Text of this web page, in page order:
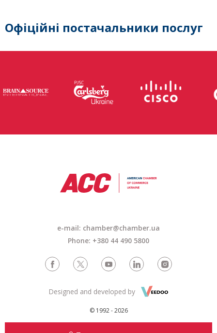
Офіційні постачальники послуг
e-mail: chamber@chamber.ua
Phone: +380 44 490 5800
© 1992 - 2026
Designed and developed by